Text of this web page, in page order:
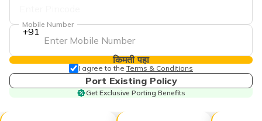
+91
Mobile Number
किमती पहा
I agree to the Terms & Conditions
Port Existing Policy
Get Exclusive Porting Benefits